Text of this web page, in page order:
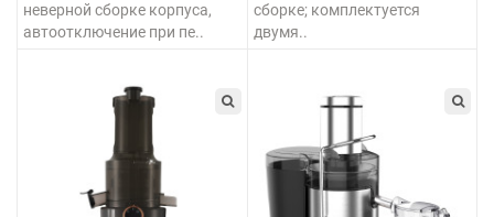
неверной сборке корпуса,
автоотключение при пе..
сборке; комплектуется
двумя..